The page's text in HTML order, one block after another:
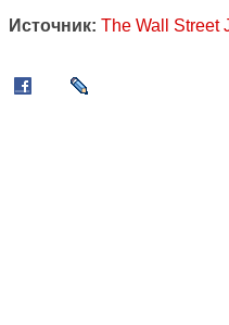
Источник: The Wall Street